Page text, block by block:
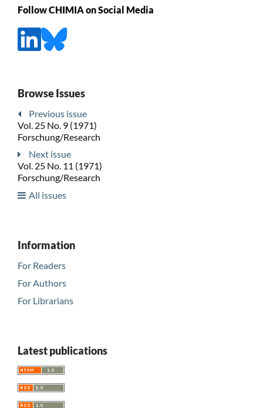
Follow CHIMIA on Social Media
Browse Issues
Previous issue
Vol. 25 No. 9 (1971)
Forschung/Research
Next issue
Vol. 25 No. 11 (1971)
Forschung/Research
All issues
Information
For Readers
For Authors
For Librarians
Latest publications